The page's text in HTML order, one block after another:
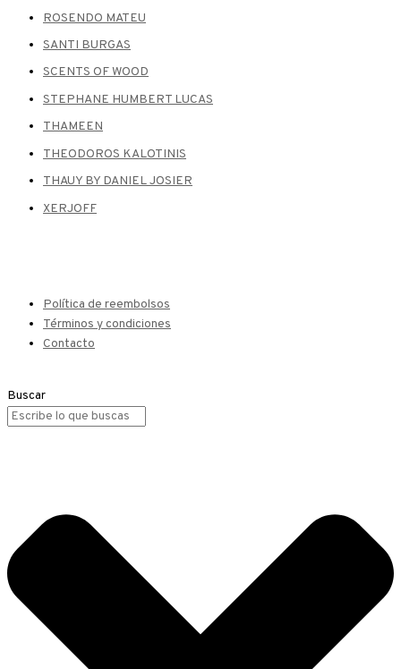
ROSENDO MATEU
SANTI BURGAS
SCENTS OF WOOD
STEPHANE HUMBERT LUCAS
THAMEEN
THEODOROS KALOTINIS
THAUY BY DANIEL JOSIER
XERJOFF
Política de reembolsos
Términos y condiciones
Contacto
Buscar